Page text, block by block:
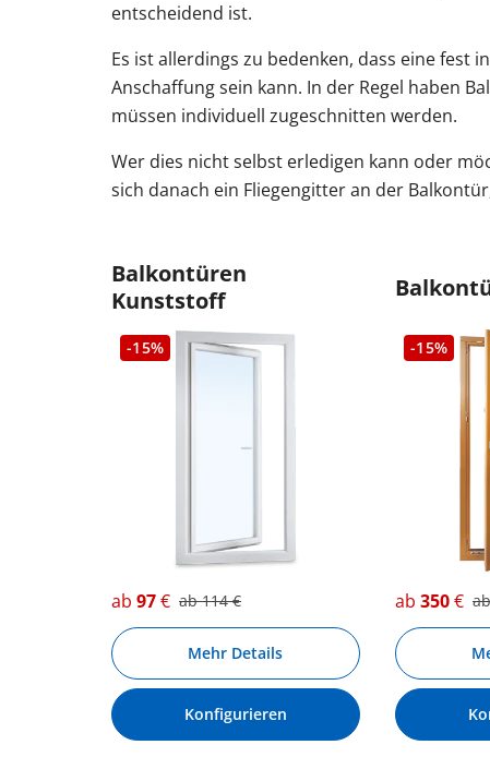
entscheidend ist.
Es ist allerdings zu bedenken, dass eine fest
Anschaffung sein kann. In der Regel haben
müssen individuell zugeschnitten werden.
Wer dies nicht selbst erledigen kann oder
sich danach ein Fliegengitter an der
Balkontüren
Kunststoff
-15%
ab 97€ ab114€
Mehr Details
Konfigurieren
-15%
ab 350€